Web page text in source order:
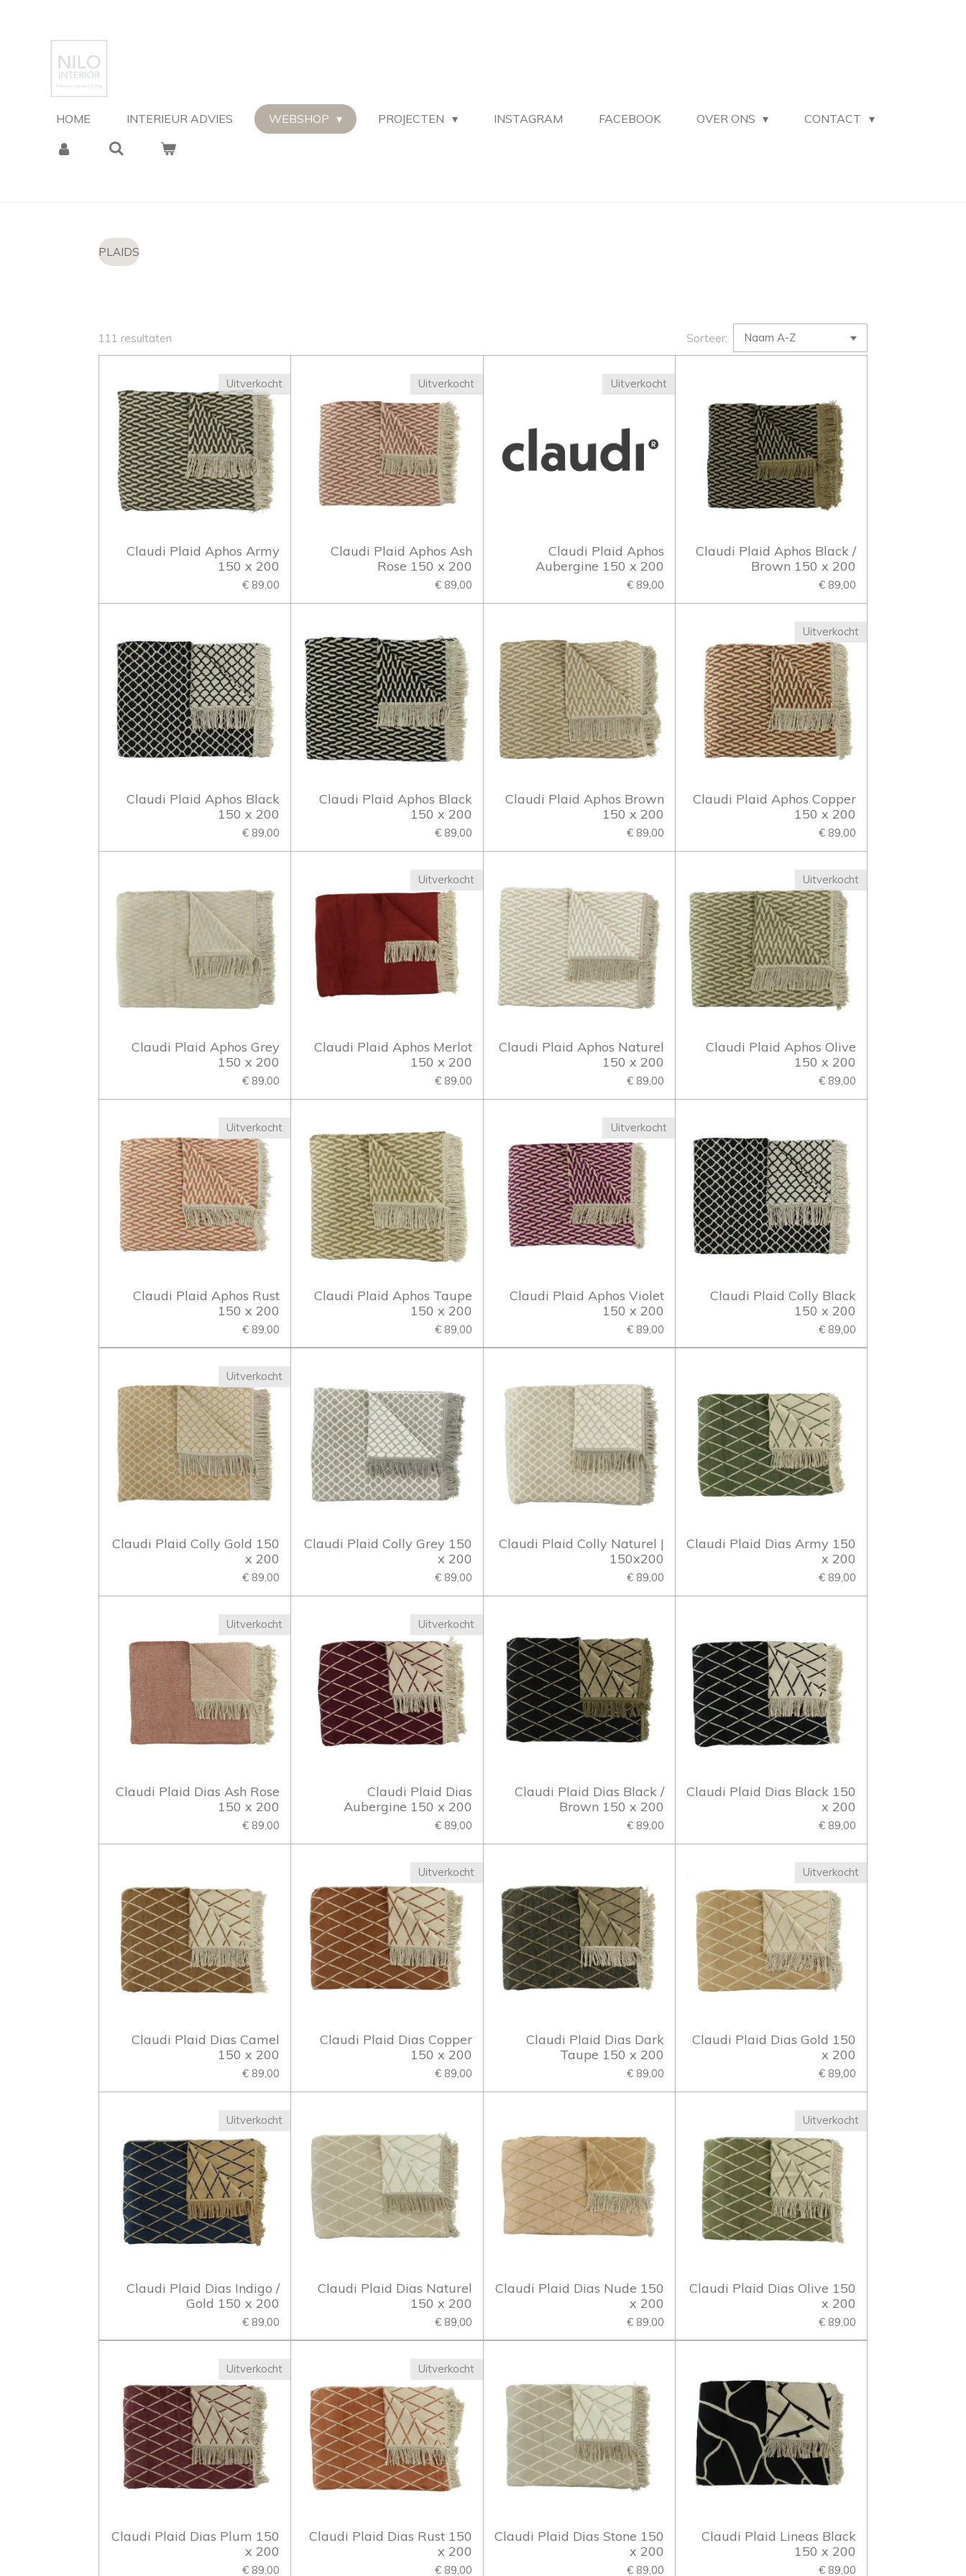
hoofdinhoud
HOME INTERIEUR ADVIES WEBSHOP PROJECTEN INSTAGRAM FACEBOOK OVER ONS CONTACT
PLAIDS
111 resultaten Sorteer:
Uitverkocht
Claudi Plaid Aphos Army
150 x 200
€ 89,00
Uitverkocht
Claudi Plaid Aphos Ash
Rose 150 x 200
€ 89,00
Uitverkocht
Claudi Plaid Aphos
Aubergine 150 x 200
€ 89,00
Claudi Plaid Aphos Black /
Brown 150 x 200
€ 89,00
Claudi Plaid Aphos Black
150 x 200
€ 89,00
Claudi Plaid Aphos Black
150 x 200
€ 89,00
Claudi Plaid Aphos Brown
150 x 200
€ 89,00
Uitverkocht
Claudi Plaid Aphos Copper
150 x 200
€ 89,00
Claudi Plaid Aphos Grey
150 x 200
€ 89,00
Uitverkocht
Claudi Plaid Aphos Merlot
150 x 200
€ 89,00
Claudi Plaid Aphos Naturel
150 x 200
€ 89,00
Uitverkocht
Claudi Plaid Aphos Olive
150 x 200
€ 89,00
Uitverkocht
Claudi Plaid Aphos Rust
150 x 200
€ 89,00
Claudi Plaid Aphos Taupe
150 x 200
€ 89,00
Uitverkocht
Claudi Plaid Aphos Violet
150 x 200
€ 89,00
Claudi Plaid Colly Black
150 x 200
€ 89,00
Uitverkocht
Claudi Plaid Colly Gold 150
x 200
€ 89,00
Claudi Plaid Colly Grey 150
x 200
€ 89,00
Claudi Plaid Colly Naturel |
150x200
€ 89,00
Claudi Plaid Dias Army 150
x 200
€ 89,00
Uitverkocht
Claudi Plaid Dias Ash Rose
150 x 200
€ 89,00
Uitverkocht
Claudi Plaid Dias
Aubergine 150 x 200
€ 89,00
Claudi Plaid Dias Black /
Brown 150 x 200
€ 89,00
Claudi Plaid Dias Black 150
x 200
€ 89,00
Claudi Plaid Dias Camel
150 x 200
€ 89,00
Uitverkocht
Claudi Plaid Dias Copper
150 x 200
€ 89,00
Claudi Plaid Dias Dark
Taupe 150 x 200
€ 89,00
Uitverkocht
Claudi Plaid Dias Gold 150
x 200
€ 89,00
Uitverkocht
Claudi Plaid Dias Indigo /
Gold 150 x 200
€ 89,00
Claudi Plaid Dias Naturel
150 x 200
€ 89,00
Claudi Plaid Dias Nude 150
x 200
€ 89,00
Uitverkocht
Claudi Plaid Dias Olive 150
x 200
€ 89,00
Uitverkocht
Claudi Plaid Dias Plum 150
x 200
€ 89,00
Uitverkocht
Claudi Plaid Dias Rust 150
x 200
€ 89,00
Claudi Plaid Dias Stone 150
x 200
€ 89,00
Claudi Plaid Lineas Black
150 x 200
€ 89,00